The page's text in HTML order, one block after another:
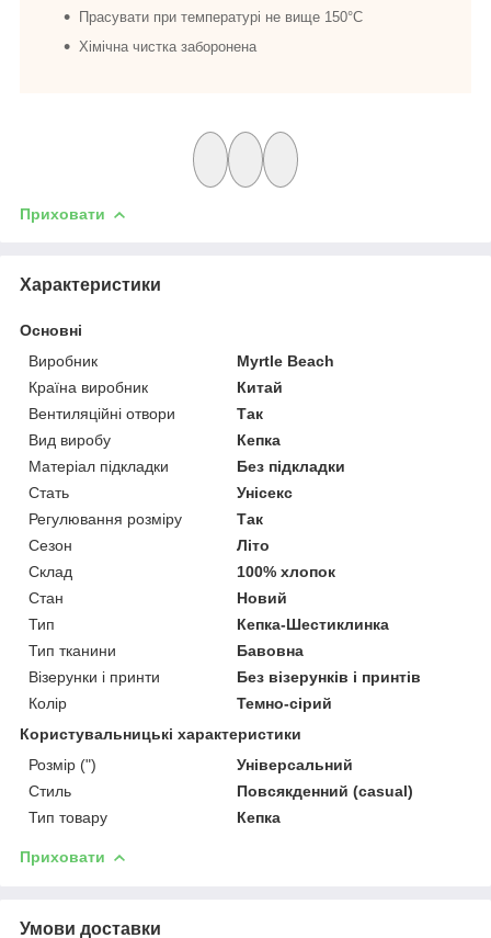
Прасувати при температурі не вище 150°C
Хімічна чистка заборонена
Приховати
Характеристики
Основні
Виробник
Myrtle Beach
Країна виробник
Китай
Вентиляційні отвори
Так
Вид виробу
Кепка
Матеріал підкладки
Без підкладки
Стать
Унісекс
Регулювання розміру
Так
Сезон
Літо
Склад
100% хлопок
Стан
Новий
Тип
Кепка-Шестиклинка
Тип тканини
Бавовна
Візерунки і принти
Без візерунків і принтів
Колір
Темно-сірий
Користувальницькі характеристики
Розмір (")
Універсальний
Стиль
Повсякденний (casual)
Тип товару
Кепка
Приховати
Умови доставки